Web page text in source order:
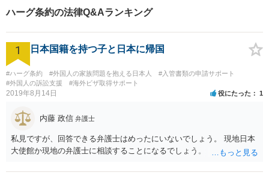
談、事前の予約で土日の面談
にも対応しております。
ハーグ条約の法律Q&Aランキング
1 日本国籍を持つ子と日本に帰国
#ハーグ条約 #外国人の家族問題を抱える日本人
#入管書類の申請サポート
#外国人の訴訟支援
#海外ビザ取得サポート
2019年8月14日 役にたった 1
内藤 政信 弁護士
私見ですが、回答できる弁護士はめったにいないでしょう。 現地日本
大使館か現地の弁護士に相談することになるでしょう。